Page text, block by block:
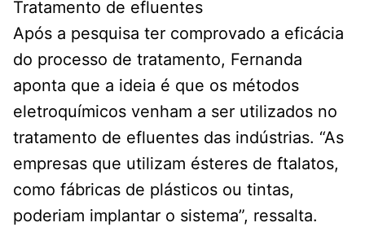
Tratamento de efluentes
Após a pesquisa ter comprovado a eficácia
do processo de tratamento, Fernanda
aponta que a ideia é que os métodos
eletroquímicos venham a ser utilizados no
tratamento de efluentes das indústrias. “As
empresas que utilizam ésteres de ftalatos,
como fábricas de plásticos ou tintas,
poderiam implantar o sistema”, ressalta.